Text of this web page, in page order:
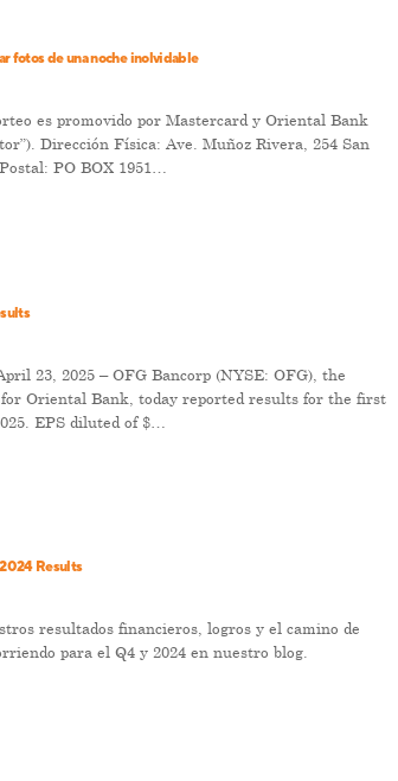
fotos de una noche inolvidable
es promovido por Mastercard y Oriental Bank
Dirección Física: Ave. Muñoz Rivera, 254 San
PO BOX 1951…
23, 2025 – OFG Bancorp (NYSE: OFG), the
Oriental Bank, today reported results for the first
EPS diluted of $…
Results
resultados financieros, logros y el camino de
para el Q4 y 2024 en nuestro blog.